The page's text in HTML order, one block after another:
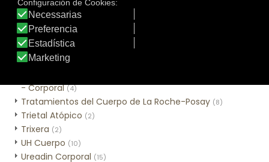
Sweet Lemon (3)
Tar-Plus (2)
Thé des Vignes
Time Control Corporal
Tratamiento tópico
- Corporal (4)
Tratamientos del Cuerpo de La Roche-Posay (8)
Trietal Atópico (2)
Trixera (2)
UH Cuerpo (10)
Ureadin Corporal (15)